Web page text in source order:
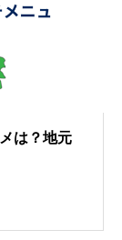
は？地元